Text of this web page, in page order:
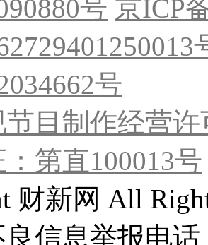
号 京ICP
号
节目制作经营
第直100013号
财新网 All
信息举报电